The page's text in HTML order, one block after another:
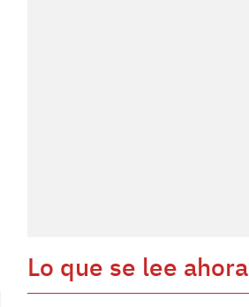
Lo que se lee ahora